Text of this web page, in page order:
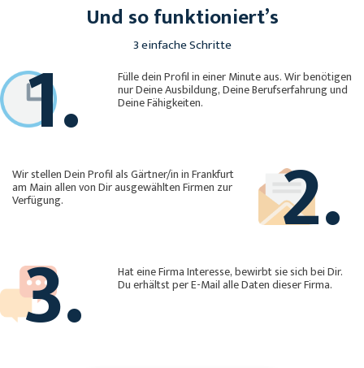
Und so funktioniert’s
3 einfache Schritte
1. Fülle dein Profil in einer Minute aus. Wir benötigen
nur Deine Ausbildung, Deine Berufserfahrung und
Deine Fähigkeiten.
2.
Wir stellen Dein Profil als Gärtner/in in Frankfurt
am Main allen von Dir ausgewählten Firmen zur
Verfügung.
3. Hat eine Firma Interesse, bewirbt sie sich bei Dir.
Du erhältst per E-Mail alle Daten dieser Firma.